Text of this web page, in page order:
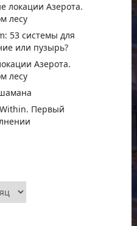
локации Азерота.
лесу
53 системы для
или пузырь?
Азерота.
лесу
Первый